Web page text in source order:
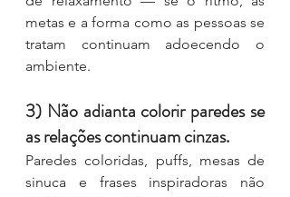
metas e a forma como as pessoas se
tratam continuam adoecendo o
ambiente.
3) Não adianta colorir paredes se
as relações continuam cinzas.
Paredes coloridas, puffs, mesas de
sinuca e frases inspiradoras não